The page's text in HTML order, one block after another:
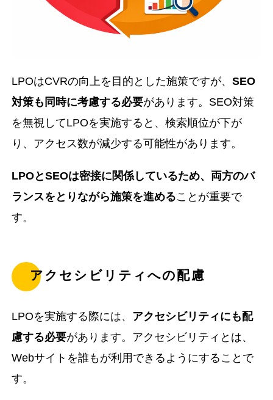
LPOはCVRの向上を目的とした施策ですが、SEO
対策も同時に考慮する必要があります。SEO対策
を無視してLPOを実施すると、検索順位が下が
り、アクセス数が減少する可能性があります。
LPOとSEOは密接に関係しているため、両方のバ
ランスをとりながら施策を進めることが重要で
す。
アクセシビリティへの配慮
LPOを実施する際には、 アクセシビリティにも配
慮する必要があります。アクセシビリティとは、
Webサイトを誰もが利用できるようにすることで
す。